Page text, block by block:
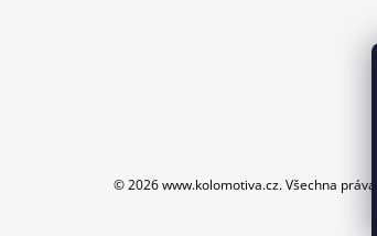
© 2026 www.kolomotiva.cz. Všechna